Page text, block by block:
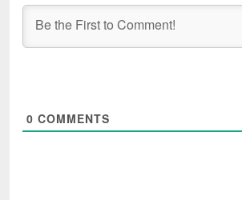
0 COMMENTS